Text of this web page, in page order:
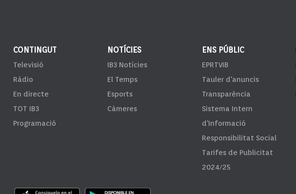
CONTINGUT
Televisió
Ràdio
En directe
TOT IB3
Programació
NOTÍCIES
IB3 Notícies
El Temps
Esports
Càmeres
ENS PÚBLIC
EPRTVIB
Tauler d'anuncis
Transparència
Sistema Intern
d'Informació
Responsibilitat Social
Tarifes de Publicitat
2024/25